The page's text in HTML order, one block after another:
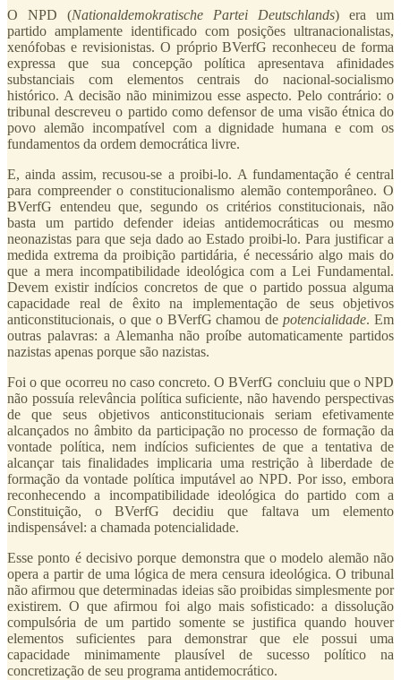
O NPD (Nationaldemokratische Partei Deutschlands) era um
partido amplamente identificado com posições ultranacionalistas,
xenófobas e revisionistas. O próprio BVerfG reconheceu de forma
expressa que sua concepção política apresentava afinidades
substanciais com elementos centrais do nacional-socialismo
histórico. A decisão não minimizou esse aspecto. Pelo contrário: o
tribunal descreveu o partido como defensor de uma visão étnica do
povo alemão incompatível com a dignidade humana e com os
fundamentos da ordem democrática livre.
E, ainda assim, recusou-se a proibi-lo. A fundamentação é central
para compreender o constitucionalismo alemão contemporâneo. O
BVerfG entendeu que, segundo os critérios constitucionais, não
basta um partido defender ideias antidemocráticas ou mesmo
neonazistas para que seja dado ao Estado proibi-lo. Para justificar a
medida extrema da proibição partidária, é necessário algo mais do
que a mera incompatibilidade ideológica com a Lei Fundamental.
Devem existir indícios concretos de que o partido possua alguma
capacidade real de êxito na implementação de seus objetivos
anticonstitucionais, o que o BVerfG chamou depotencialidade. Em
outras palavras: a Alemanha não proíbe automaticamente partidos
nazistas apenas porque são nazistas.
Foi o que ocorreu no caso concreto. O BVerfG concluiu que o NPD
não possuía relevância política suficiente, não havendo perspectivas
de que seus objetivos anticonstitucionais seriam efetivamente
alcançados no âmbito da participação no processo de formação da
vontade política, nem indícios suficientes de que a tentativa de
alcançar tais finalidades implicaria uma restrição à liberdade de
formação da vontade política imputável ao NPD. Por isso, embora
reconhecendo a incompatibilidade ideológica do partido com a
Constituição, o BVerfG decidiu que faltava um elemento
indispensável: a chamada potencialidade.
Esse ponto é decisivo porque demonstra que o modelo alemão não
opera a partir de uma lógica de mera censura ideológica. O tribunal
não afirmou que determinadas ideias são proibidas simplesmente por
existirem. O que afirmou foi algo mais sofisticado: a dissolução
compulsória de um partido somente se justifica quando houver
elementos suficientes para demonstrar que ele possui uma
capacidade minimamente plausível de sucesso político na
concretização de seu programa antidemocrático.